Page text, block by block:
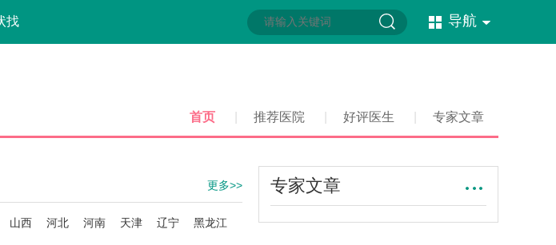
找 导航
首页 推荐医院 好评医生 专家文章
更多>>
山西 河北 河南 天津 辽宁 黑龙江
专家文章